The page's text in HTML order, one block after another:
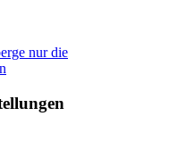
nur die